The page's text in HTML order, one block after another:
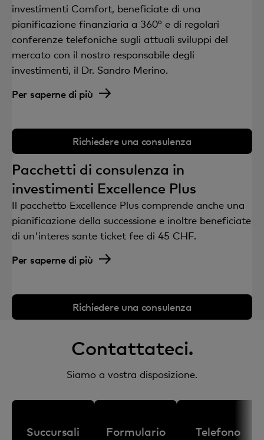
investimenti Comfort, beneficiate di una
pianificazione finanziaria a 360° e di regolari
conferenze telefoniche sugli attuali sviluppi del
mercato con il nostro responsabile degli
investimenti, il Dr. Sandro Merino.
Per saperne di più
Richiedere una consulenza
Pacchetti di consulenza in
investimenti Excellence Plus
Il pacchetto Excellence Plus comprende anche una
pianificazione della successione e inoltre beneficiate
di un'interes sante ticket fee di 45 CHF.
Per saperne di più
Richiedere una consulenza
Contattateci.
Siamo a vostra disposizione.
Succursali
Formulario
Telefono